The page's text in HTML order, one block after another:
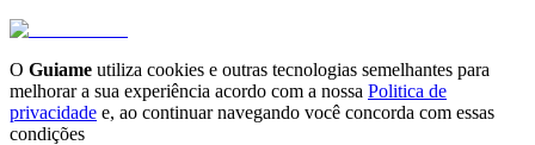
O Guiame utiliza cookies e outras tecnologias semelhantes para
melhorar a sua experiência acordo com a nossa Politica de
privacidade e, ao continuar navegando você concorda com essas
condições